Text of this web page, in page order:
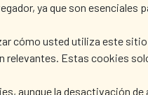
ya que son esenciales
cómo usted utiliza este
relevantes. Estas cookies
aunque la desactivación de